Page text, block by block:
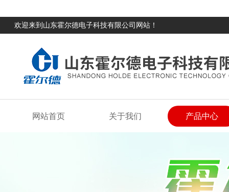
欢迎来到山东霍尔德电子科技有限公司网站！
网站首页 关于我们 产品中心